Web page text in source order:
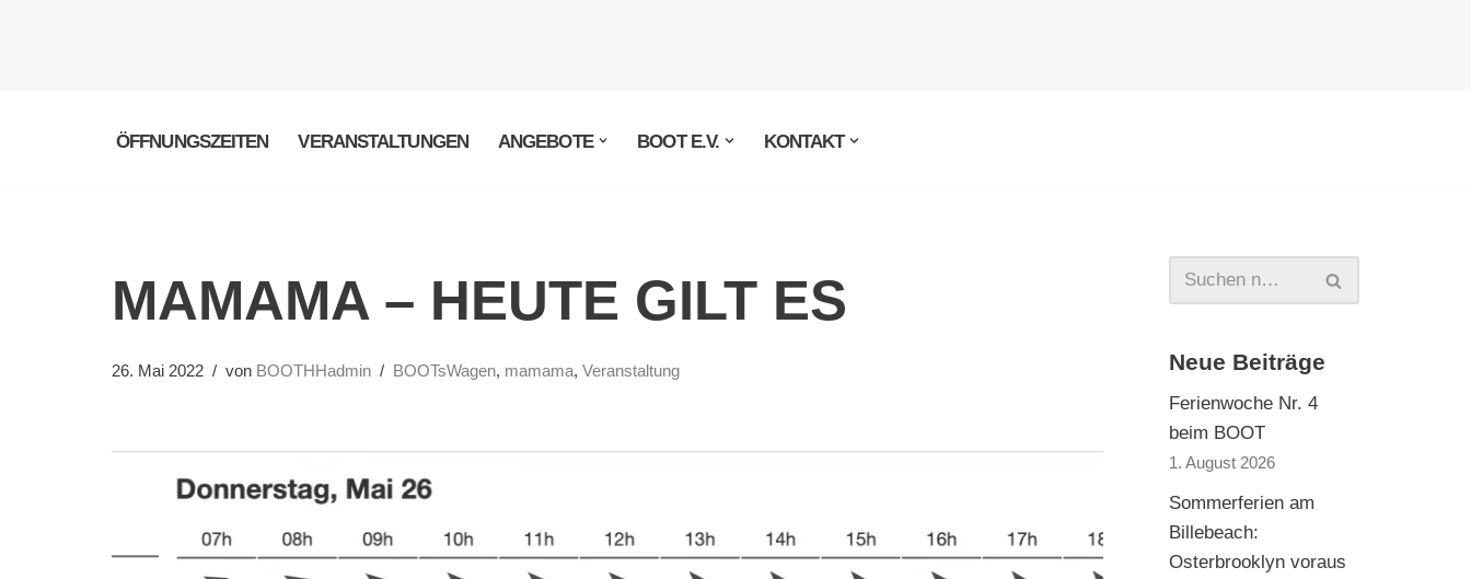
ÖFFNUNGSZEITEN VERANSTALTUNGEN ANGEBOTE BOOT E.V. KONTAKT
MAMAMA – HEUTE GILT ES
26. Mai 2022 von BOOTHHadmin BOOTsWagen, mamama, Veranstaltung Neue Beiträge
Ferienwoche Nr. 4
beim BOOT
1. August 2026
Sommerferien am
Billebeach:
Osterbrooklyn voraus